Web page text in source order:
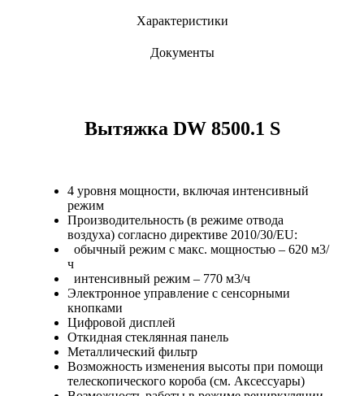
Характеристики
Документы
Вытяжка DW 8500.1 S
4 уровня мощности, включая интенсивный
режим
Производительность (в режиме отвода
воздуха) согласно директиве 2010/30/EU:
обычный режим с макс. мощностью – 620 м3/
ч
интенсивный режим – 770 м3/ч
Электронное управление с сенсорными
кнопками
Цифровой дисплей
Откидная стеклянная панель
Металлический фильтр
Возможность изменения высоты при помощи
телескопического короба (см. Аксессуары)